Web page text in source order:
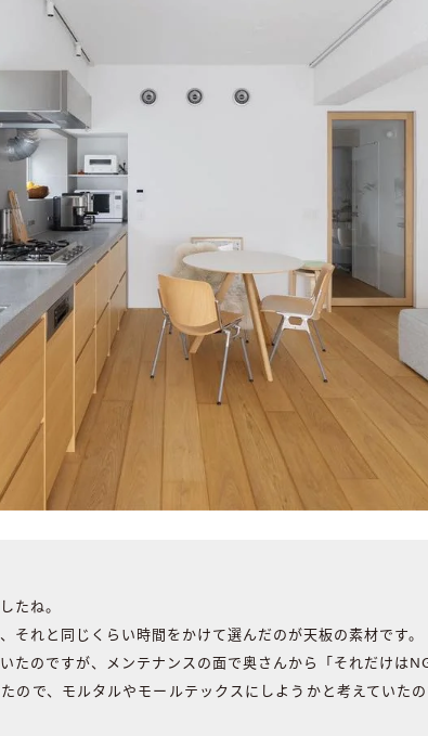
たね。
れと同じくらい時間をかけて選んだのが天板の素材です。
たのですが、メンテナンスの面で奥さんから「それだけは
ので、モルタルやモールテックスにしようかと考えていた